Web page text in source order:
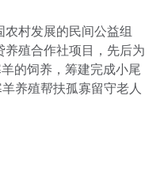
村发展的民间公益组
殖合作社项目，先后为
的饲养，筹建完成小尾
养殖帮扶孤寡留守老人